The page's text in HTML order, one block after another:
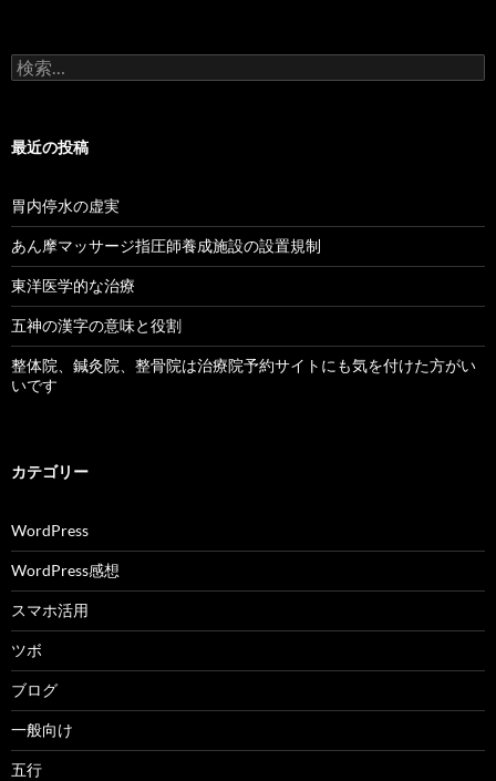
検
索:
最近の投稿
胃内停水の虚実
あん摩マッサージ指圧師養成施設の設置規制
東洋医学的な治療
五神の漢字の意味と役割
整体院、鍼灸院、整骨院は治療院予約サイトにも気を付けた方がい
いです
カテゴリー
WordPress
WordPress感想
スマホ活用
ツボ
ブログ
一般向け
五行